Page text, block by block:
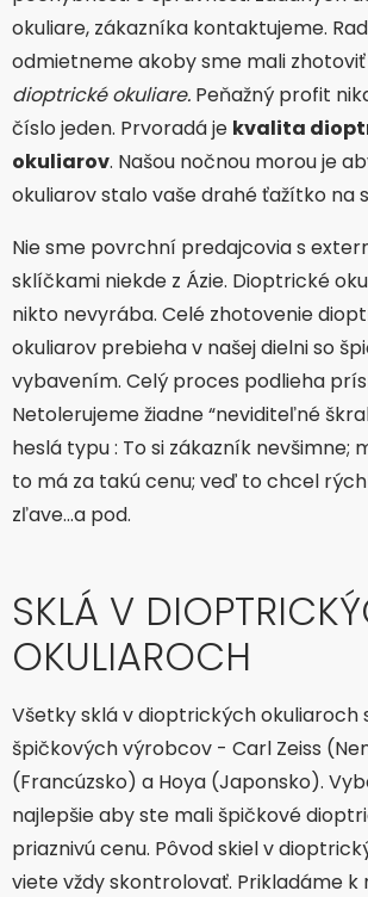
okuliare, zákazníka kontaktujeme.
odmietneme akoby sme mali
dioptrické okuliare. Peňažný profit
číslo jeden. Prvoradá je kvalita
okuliarov. Našou nočnou morou je
okuliarov stalo vaše drahé ťažítko na
Nie sme povrchní predajcovia s
sklíčkami niekde z Ázie. Dioptrické
nikto nevyrába. Celé zhotovenie
okuliarov prebieha v našej dielni so
vybavením. Celý proces podlieha
Netolerujeme žiadne “neviditeľné
heslá typu : To si zákazník nevšimne;
to má za takú cenu; veď to chcel
zľave…a pod.
SKLÁ V
OKULIAROCH
Všetky sklá v dioptrických okuliaroch
špičkových výrobcov - Carl Zeiss
(Francúzsko) a Hoya (Japonsko).
najlepšie aby ste mali špičkové
priaznivú cenu. Pôvod skiel v
viete vždy skontrolovať. Prikladáme